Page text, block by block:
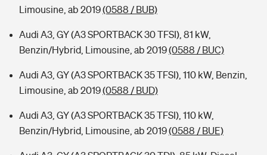
Limousine, ab 2019(0588 / BUB)
Audi A3, GY (A3 SPORTBACK 30 TFSI), 81 kW,
Benzin/Hybrid, Limousine, ab 2019(0588 / BUC)
Audi A3, GY (A3 SPORTBACK 35 TFSI), 110 kW, Benzin,
Limousine, ab 2019(0588 / BUD)
Audi A3, GY (A3 SPORTBACK 35 TFSI), 110 kW,
Benzin/Hybrid, Limousine, ab 2019(0588 / BUE)